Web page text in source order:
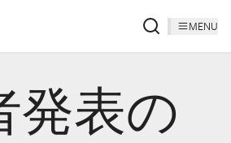
MENU
発表の